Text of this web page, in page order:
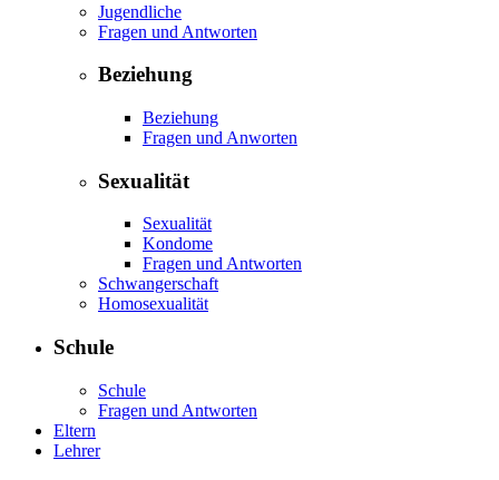
Jugendliche
Fragen und Antworten
Beziehung
Beziehung
Fragen und Anworten
Sexualität
Sexualität
Kondome
Fragen und Antworten
Schwangerschaft
Homosexualität
Schule
Schule
Fragen und Antworten
Eltern
Lehrer